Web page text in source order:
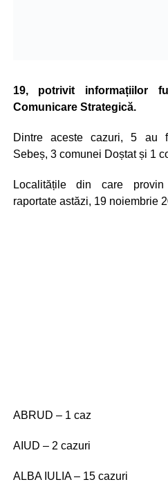
19, potrivit informațiilor
Comunicare Strategică.
Dintre aceste cazuri, 5 au
Sebeș, 3 comunei Doștat și 1
Localitățile din care
raportate astăzi, 19 noiembrie
ABRUD – 1 caz
AIUD – 2 cazuri
ALBA IULIA – 15 cazuri